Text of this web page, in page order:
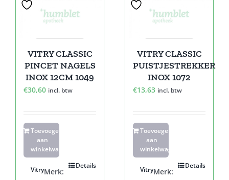
VITRY CLASSIC
PINCET NAGELS
INOX 12CM 1049
€30,60 incl. btw
Toevoegen
aan
winkelwagen
Details
Merk:
Vitry
VITRY CLASSIC
PUISTJESTREKKER
INOX 1072
€13,63 incl. btw
Toevoegen
aan
winkelwagen
Details
Merk:
Vitry